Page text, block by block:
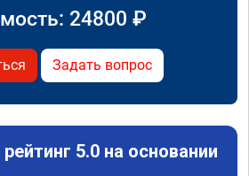
24800 ₽
Задать вопрос
5.0 на основании